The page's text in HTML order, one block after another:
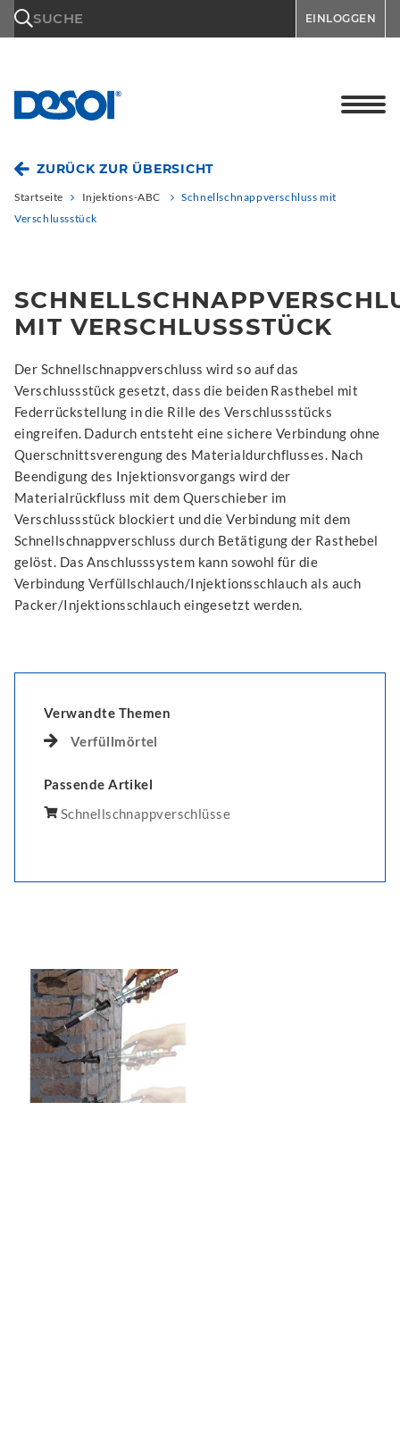
SUCHE EINLOGGEN
ZURÜCK ZUR ÜBERSICHT
Startseite Injektions-ABC
Schnellschnappverschluss mit
Verschlussstück
MIT VERSCHLUSSSTÜCK
Der Schnellschnappverschluss wird so auf das
Verschlussstück gesetzt, dass die beiden Rasthebel mit
Federrückstellung in die Rille des Verschlussstücks
eingreifen. Dadurch entsteht eine sichere Verbindung ohne
Querschnittsverengung des Materialdurchflusses. Nach
Beendigung des Injektionsvorgangs wird der
Materialrückfluss mit dem Querschieber im
Verschlussstück blockiert und die Verbindung mit dem
Schnellschnappverschluss durch Betätigung der Rasthebel
gelöst. Das Anschlusssystem kann sowohl für die
Verbindung Verfüllschlauch/Injektionsschlauch als auch
Packer/Injektionsschlauch eingesetzt werden.
Verwandte Themen
Verfüllmörtel
Passende Artikel
Schnellschnappverschlüsse